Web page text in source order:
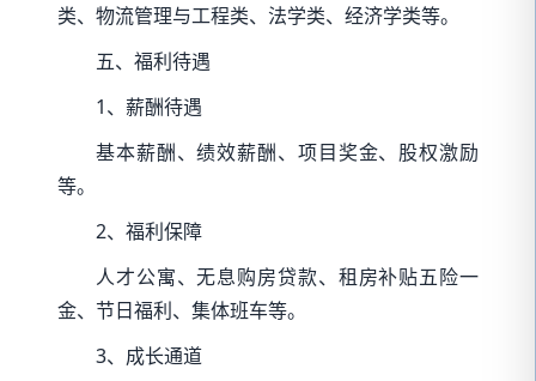
类、物流管理与工程类、法学类、经济学类等。
五、福利待遇
1、薪酬待遇
基本薪酬、绩效薪酬、项目奖金、股权激励
等。
2、福利保障
人才公寓、无息购房贷款、租房补贴五险一
金、节日福利、集体班车等。
3、成长通道